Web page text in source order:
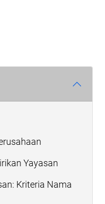
Yayasan
Kriteria Nama